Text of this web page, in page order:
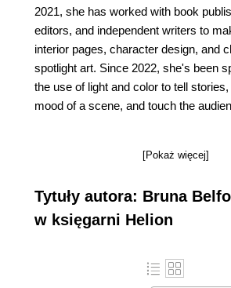
2021, she has worked with book
editors, and independent writers to
interior pages, character design, and
spotlight art. Since 2022, she's been
the use of light and color to tell
mood of a scene, and touch the
[Pokaż więcej]
Tytuły autora: Bruna
w księgarni Helion